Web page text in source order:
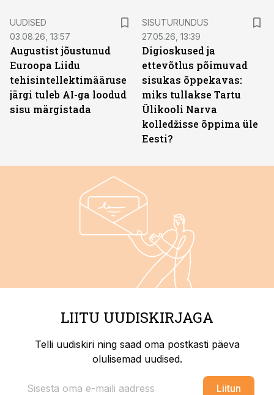
UUDISED
03.08.26, 13:57
Augustist jõustunud
Euroopa Liidu
tehisintellektimääruse
järgi tuleb AI-ga loodud
sisu märgistada
SISUTURUNDUS
27.05.26, 13:39
Digioskused ja
ettevõtlus põimuvad
sisukas õppekavas:
miks tullakse Tartu
Ülikooli Narva
kolledžisse õppima üle
Eesti?
LIITU UUDISKIRJAGA
Telli uudiskiri ning saad oma postkasti päeva
olulisemad uudised.
Liitun